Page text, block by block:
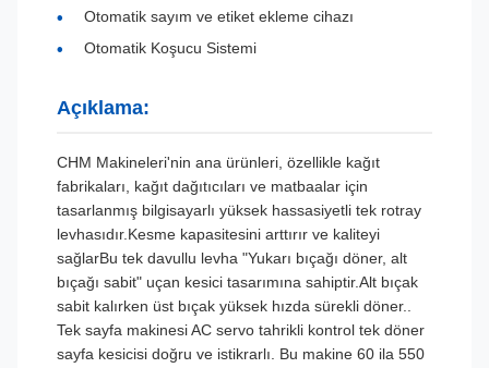
Otomatik sayım ve etiket ekleme cihazı
Otomatik Koşucu Sistemi
Açıklama:
CHM Makineleri'nin ana ürünleri, özellikle kağıt
fabrikaları, kağıt dağıtıcıları ve matbaalar için
tasarlanmış bilgisayarlı yüksek hassasiyetli tek rotray
levhasıdır.Kesme kapasitesini arttırır ve kaliteyi
sağlarBu tek davullu levha "Yukarı bıçağı döner, alt
bıçağı sabit" uçan kesici tasarımına sahiptir.Alt bıçak
sabit kalırken üst bıçak yüksek hızda sürekli döner..
Tek sayfa makinesi AC servo tahrikli kontrol tek döner
sayfa kesicisi doğru ve istikrarlı. Bu makine 60 ila 550